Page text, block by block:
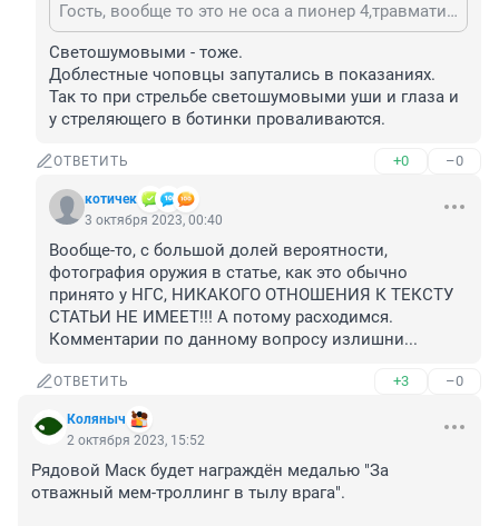
Гость, вообще то это не оса а пионер 4,травматическими патронами он стрелять не может только перцовыми и сигнальными
Светошумовыми - тоже.
Доблестные чоповцы запутались в показаниях.
Так то при стрельбе светошумовыми уши и глаза и
у стреляющего в ботинки проваливаются.
ОТВЕТИТЬ +0 –0
котичек
3 октября 2023, 00:40
Вообще-то, с большой долей вероятности,
фотография оружия в статье, как это обычно
принято у НГС, НИКАКОГО ОТНОШЕНИЯ К ТЕКСТУ
СТАТЬИ НЕ ИМЕЕТ!!! А потому расходимся.
Комментарии по данному вопросу излишни...
ОТВЕТИТЬ +3 –0
Коляныч
2 октября 2023, 15:52
Рядовой Маск будет награждëн медалью "За
отважный мем-троллинг в тылу врага".